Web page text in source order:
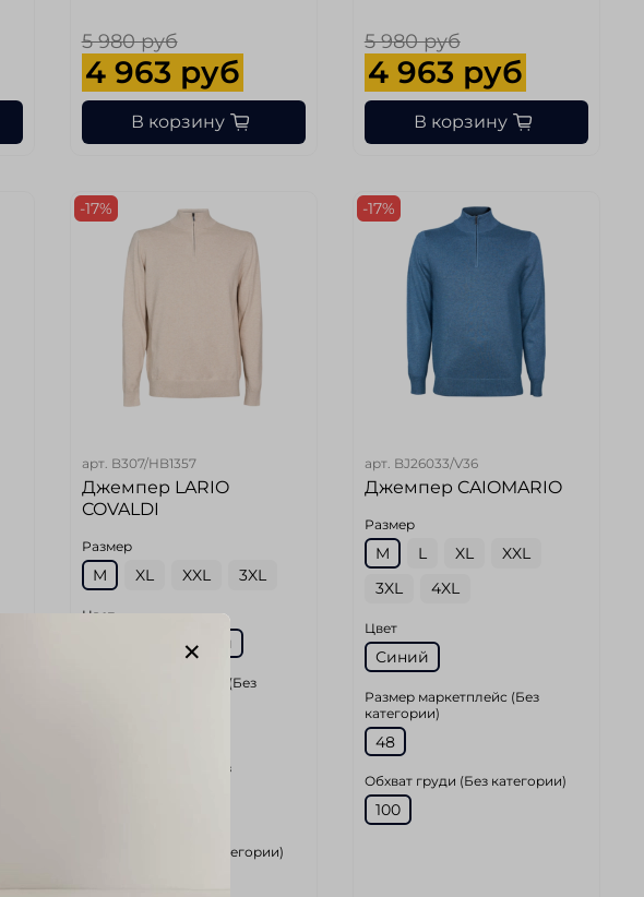
5 980 руб
4 963 руб
В корзину
5 980 руб
4 963 руб
В корзину
-17%
арт. B307/HB1357
Джемпер LARIO
COVALDI
Размер
M XL XXL 3XL
Цвет
Светло-Бежевый
Размер маркетплейс (Без
Длина по спинке (Без
Обхват груди (Без категории)
-17%
арт. BJ26033/V36
Джемпер CAIOMARIO
Размер
M L XL
XXL
3XL
4XL
Цвет
Синий
Размер маркетплейс (Без
категории)
48
Обхват груди (Без категории)
100